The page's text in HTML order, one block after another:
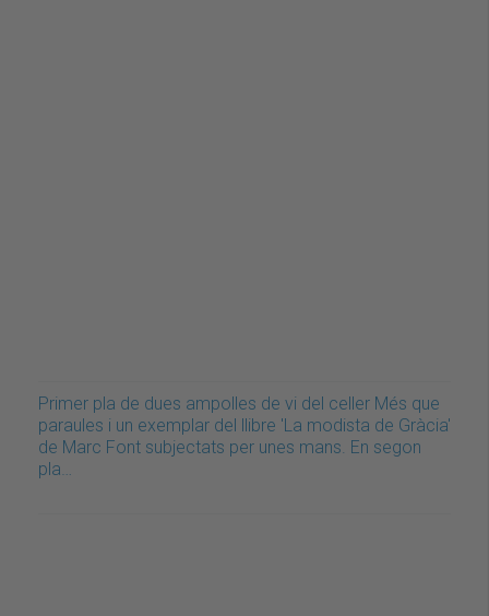
Primer pla de dues ampolles de vi del celler Més que
paraules i un exemplar del llibre 'La modista de Gràcia'
de Marc Font subjectats per unes mans. En segon
pla…